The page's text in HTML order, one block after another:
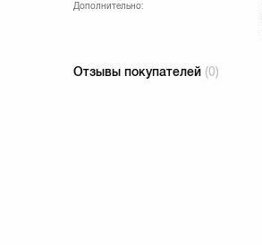
Дополнительно:
Отзывы покупателей (0)